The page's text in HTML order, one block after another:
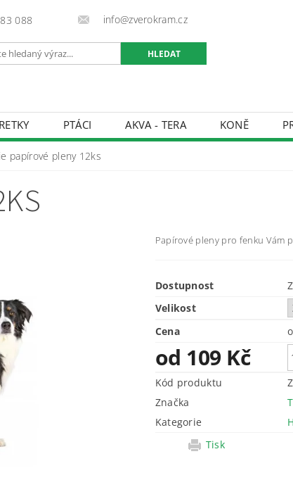
088 info@zverokram.cz
PTÁCI AKVA - TERA KONĚ
PODMÍNKY OCHRANY OSOBNÍCH ÚDAJŮ
papírové pleny 12ks
Papírové pleny pro fenku Vám
Dostupnost
Velikost
Cena
od 109 Kč
Kód produktu
Značka
Kategorie
Tisk